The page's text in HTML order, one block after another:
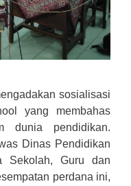
sosialisasi
yang membahas
dunia pendidikan.
Dinas Pendidikan
Sekolah, Guru dan
perdana ini,